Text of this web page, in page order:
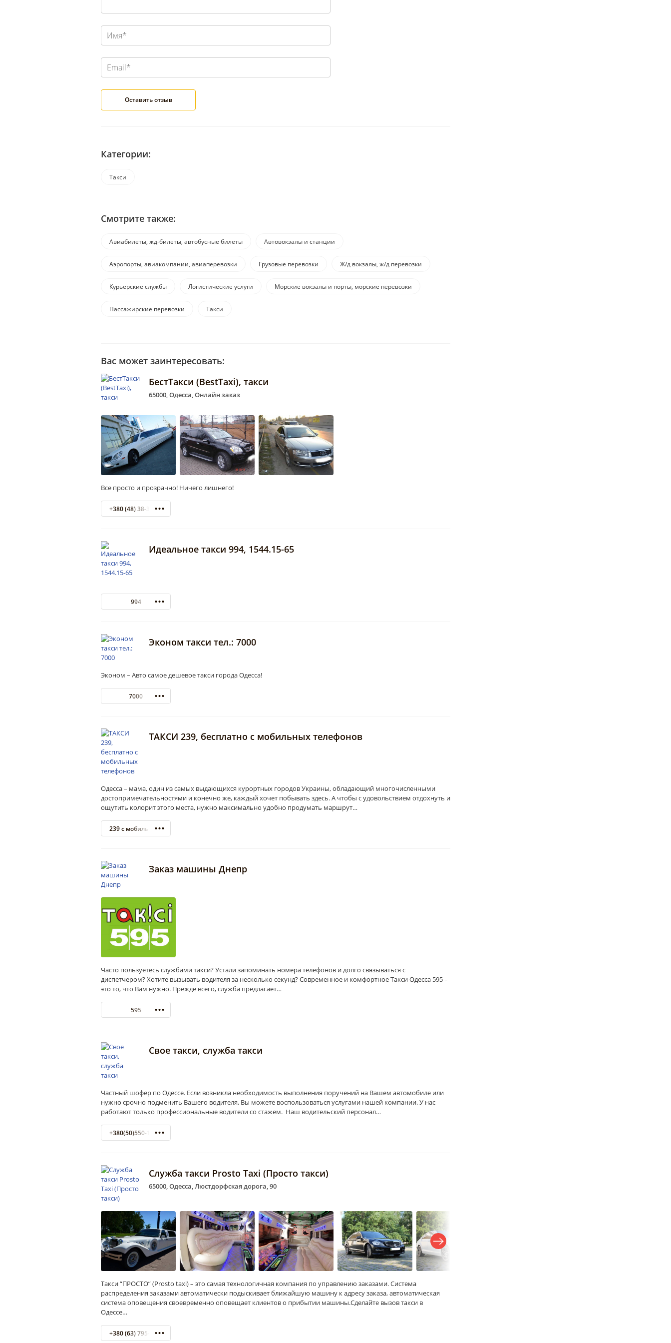
Категории:
Такси
Смотрите также:
Авиабилеты, жд-билеты, автобусные билеты Автовокзалы и станции
Аэропорты, авиакомпании, авиаперевозки Грузовые перевозки Ж/д вокзалы, ж/д перевозки
Курьерские службы Логистические услуги Морские вокзалы и порты, морские перевозки
Пассажирские перевозки Такси
Вас может заинтересовать:
БестТакси (BestTaxi), такси
65000, Одесса, Онлайн заказ
Все просто и прозрачно! Ничего лишнего!
+380 (48) 38-38-38 callback
Идеальное такси 994, 1544.15-65
994
Эконом такси тел.: 7000
Эконом – Авто самое дешевое такси города Одесса!
7000
ТАКСИ 239, бесплатно с мобильных телефонов
Одесса – мама, один из самых выдающихся курортных городов Украины, обладающий многочисленными
достопримечательностями и конечно же, каждый хочет побывать здесь. А чтобы с удовольствием отдохнуть и
ощутить колорит этого места, нужно максимально удобно продумать маршрут…
239 с мобильного бесплатно
Заказ машины Днепр
Часто пользуетесь службами такси? Устали запоминать номера телефонов и долго связываться с
диспетчером? Хотите вызывать водителя за несколько секунд? Современное и комфортное Такси Одесса 595 –
это то, что Вам нужно. Прежде всего, служба предлагает…
595
Свое такси, служба такси
Частный шофер по Одессе. Если возникла необходимость выполнения поручений на Вашем автомобиле или
нужно срочно подменить Вашего водителя, Вы можете воспользоваться услугами нашей компании. У нас
работают только профессиональные водители со стажем. Наш водительский персонал…
+380(50)550-18-18
Служба такси Prosto Taxi (Просто такси)
65000, Одесса, Люстдорфская дорога, 90
Такси “ПРОСТО” (Prosto taxi) – это самая технологичная компания по управлению заказами. Система
распределения заказами автоматически подыскивает ближайшую машину к адресу заказа, автоматическая
система оповещения своевременно оповещает клиентов о прибытии машины.Сделайте вызов такси в
Одессе…
+380 (63) 795-55-45